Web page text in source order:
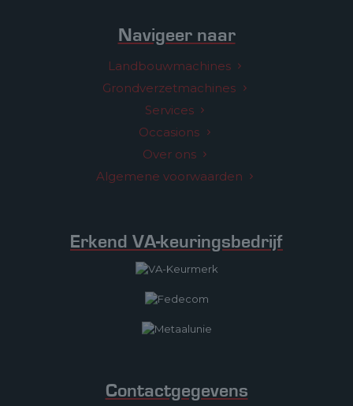
Navigeer naar
Landbouwmachines
Grondverzetmachines
Services
Occasions
Over ons
Algemene voorwaarden
Erkend VA-keuringsbedrijf
Contactgegevens